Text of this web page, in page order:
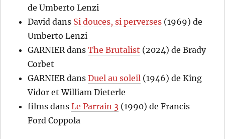
de Umberto Lenzi
David dans Si douces, si perverses (1969) de
Umberto Lenzi
GARNIER dansThe Brutalist (2024) de Brady
Corbet
GARNIER dansDuel au soleil (1946) de King
Vidor et William Dieterle
films dansLe Parrain 3 (1990) de Francis
Ford Coppola